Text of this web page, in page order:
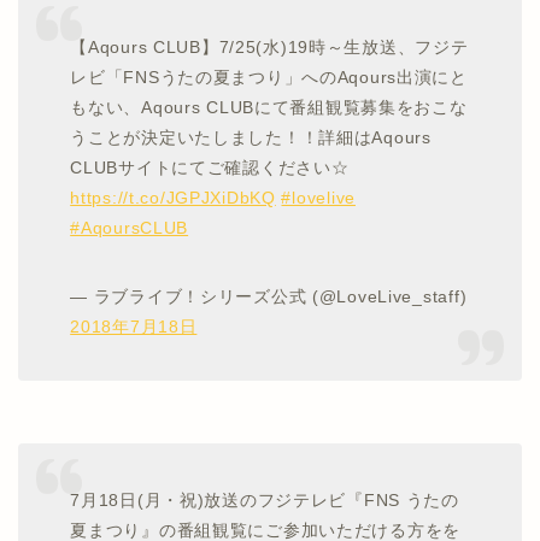
【Aqours CLUB】7/25(水)19時～生放送、フジテ
レビ「FNSうたの夏まつり」へのAqours出演にと
もない、Aqours CLUBにて番組観覧募集をおこな
うことが決定いたしました！！詳細はAqours
CLUBサイトにてご確認ください☆
https://t.co/JGPJXiDbKQ #lovelive
#AqoursCLUB
— ラブライブ！シリーズ公式 (@LoveLive_staff)
2018年7月18日
7月18日(月・祝)放送のフジテレビ『FNS うたの
夏まつり』の番組観覧にご参加いただける方をを